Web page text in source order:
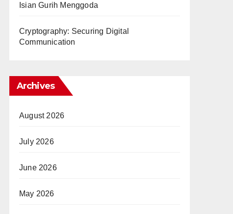
Isian Gurih Menggoda
Cryptography: Securing Digital
Communication
Archives
August 2026
July 2026
June 2026
May 2026